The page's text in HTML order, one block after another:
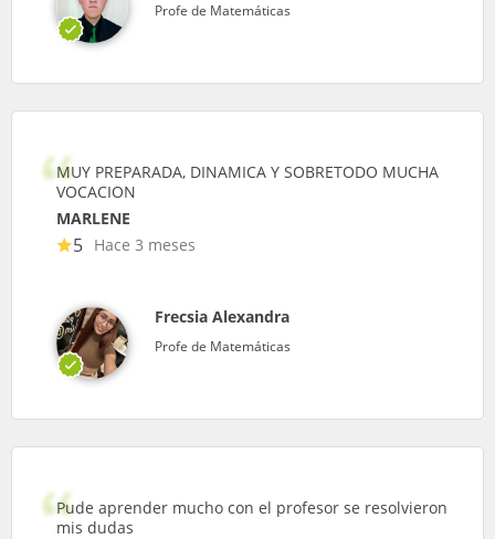
Profe de Matemáticas
MUY PREPARADA, DINAMICA Y SOBRETODO MUCHA
VOCACION
MARLENE
5 Hace 3 meses
Frecsia Alexandra
Profe de Matemáticas
Pude aprender mucho con el profesor se resolvieron
mis dudas